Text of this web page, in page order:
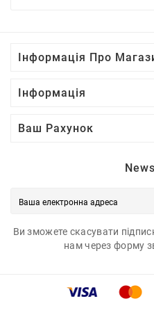
Інформація Про
Інформація
Ваш Рахунок
Ви зможете скасувати
нам через форму